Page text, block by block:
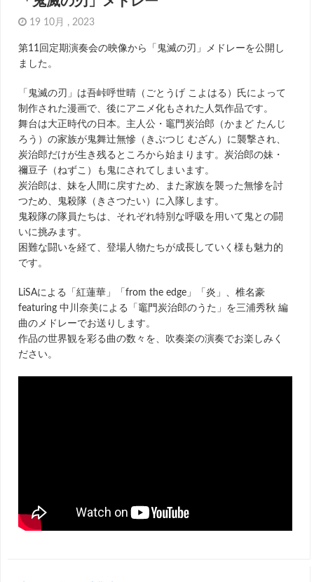
19 10月 , 2023
第11回定期演奏会の映像から「鬼滅の刃」メドレーを公開し
ました。
「鬼滅の刃」は吾峠呼世晴（ごとうげ こよはる）氏によって
制作された漫画で、後にアニメ化もされた人気作品です。
舞台は大正時代の日本。主人公・竈門炭治郎（かまど たんじ
ろう）の家族が鬼舞辻󠄀無慘（きぶつじ むざん）に襲撃され、
炭治郎だけが生き残るところから始まります。炭治郎の妹・
禰豆子（ねずこ）も鬼にされてしまいます。
炭治郎は、妹を人間に戻すため、また家族を襲った無慘を討
つため、鬼殺隊（きさつたい）に入隊します。
鬼殺隊の隊員たちは、それぞれ特別な呼吸を用いて鬼との闘
いに挑みます。
困難な闘いを経て、登場人物たちが成長していく様も魅力的
です。
LiSAによる「紅蓮華」「from the edge」「炎」、椎名豪
featuring 中川奈美による「竈門炭治郎のうた」を三浦秀秋 編
曲のメドレーでお送りします。
作品の世界観を彩る曲の数々を、吹奏楽の演奏でお楽しみく
ださい。